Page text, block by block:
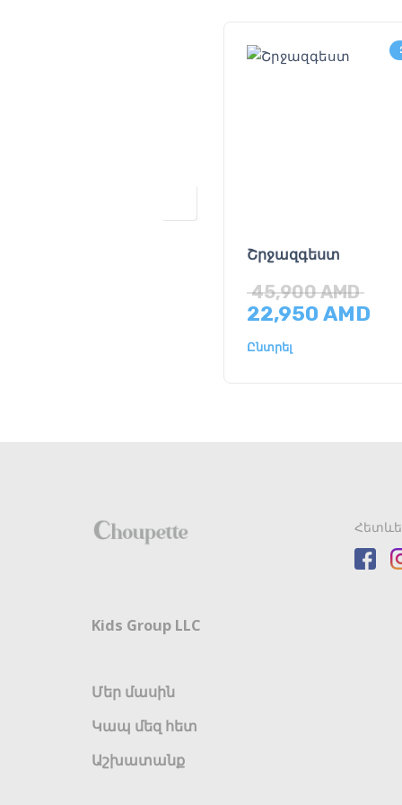
Շրջազգեստ
45,900AMD
22,950 AMD
Ընտրել
Kids Group LLC
Մեր մասին
Կապ մեզ հետ
Աշխատանք